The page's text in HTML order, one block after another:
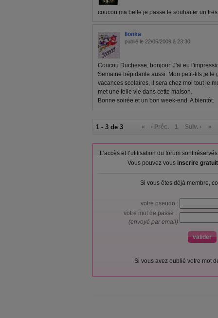
coucou ma belle je passe te souhaiter un
Ilonka
publié le 22/05/2009 à 23:30
Coucou Duchesse, bonjour. J'ai eu
Semaine trépidante aussi. Mon petit-fils je le
vacances scolaires, il sera chez moi tout le
met une telle vie dans cette maison.
Bonne soirée et un bon week-end. A bientôt.
1 - 3 de 3 « ‹ Préc. 1 Suiv. › »
L’accès et l’utilisation du forum sont
Vous pouvez vous inscrire
Si vous êtes déjà membre,
votre pseudo :
votre mot de passe :
(envoyé par email)
Si vous avez oublié votre mot